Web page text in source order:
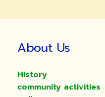
About Us
History
community activities